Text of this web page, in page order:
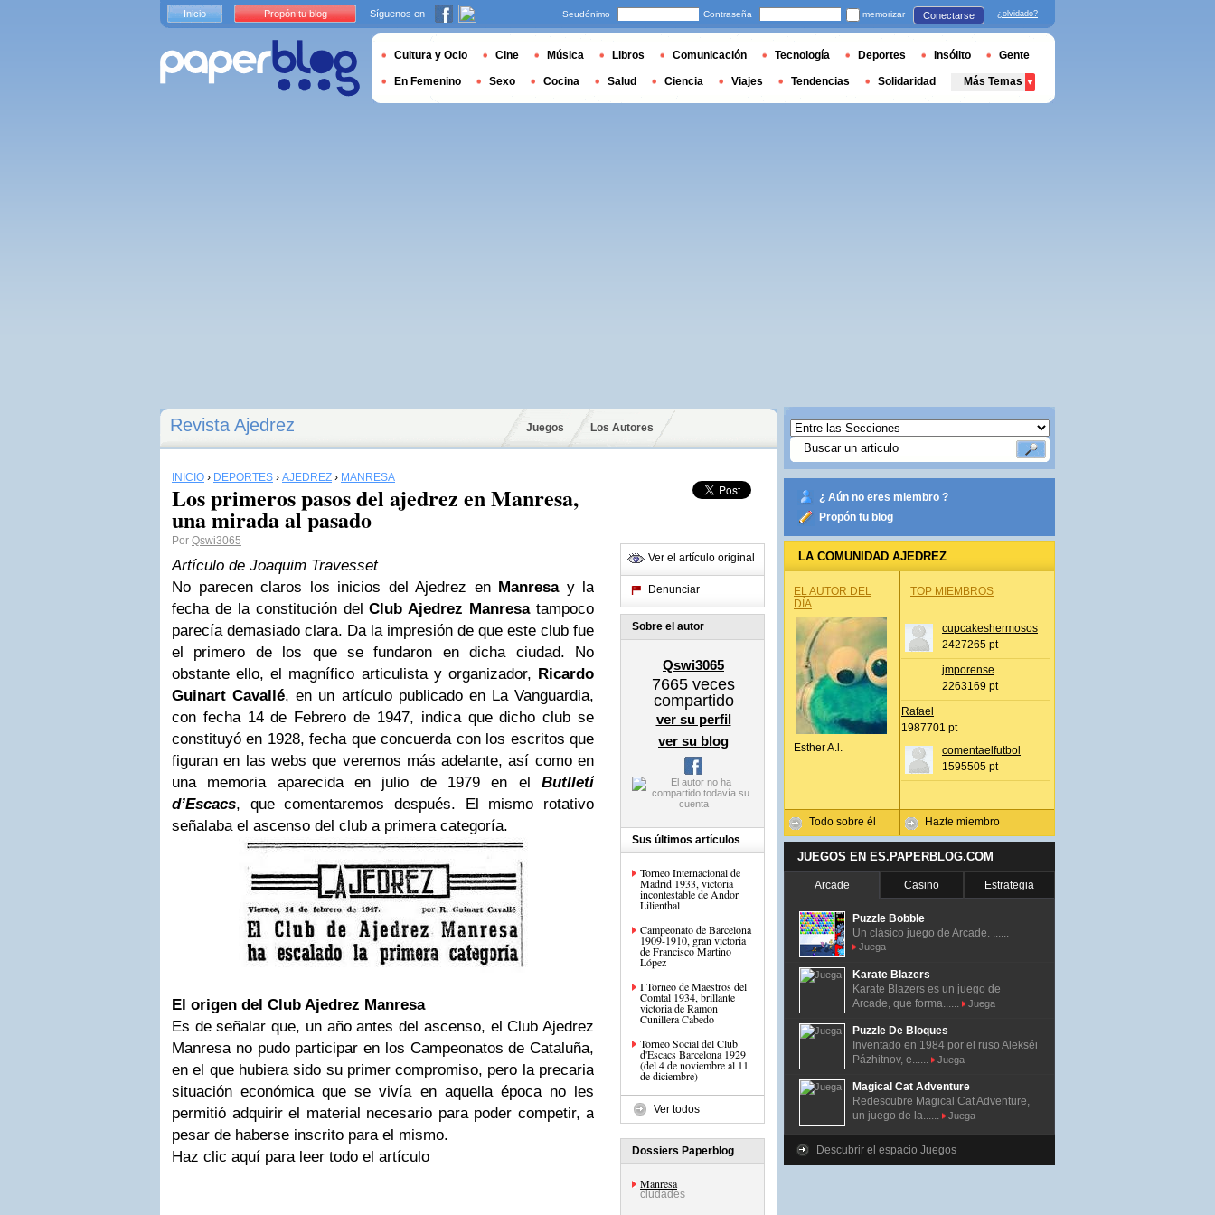
Revista Ajedrez Juegos Los Autores
INICIO › DEPORTES › AJEDREZ › MANRESA
Los primeros pasos del ajedrez en Manresa,
una mirada al pasado
Por Qswi3065
Artículo de Joaquim Travesset
No parecen claros los inicios del Ajedrez en Manresay la
fecha de la constitución delClub Ajedrez Manresatampoco
parecía demasiado clara. Da la impresión de que este club fue
el primero de los que se fundaron en dicha ciudad. No
obstante ello, el magnífico articulista y organizador, Ricardo
Guinart Cavallé, en un artículo publicado en La Vanguardia,
con fecha 14 de Febrero de 1947, indica que dicho club se
constituyó en 1928, fecha que concuerda con los escritos que
figuran en las webs que veremos más adelante, así como en
una memoria aparecida en julio de 1979 en el Butlletí
d’Escacs, que comentaremos después. El mismo rotativo
señalaba el ascenso del club a primera categoría.
El origen del Club Ajedrez Manresa
Es de señalar que, un año antes del ascenso, el Club Ajedrez
Manresa no pudo participar en los Campeonatos de Cataluña,
en el que hubiera sido su primer compromiso, pero la precaria
situación económica que se vivía en aquella época no les
permitió adquirir el material necesario para poder competir, a
pesar de haberse inscrito para el mismo.
Haz clic aquí para leer todo el artículo
Ver el artículo original
Denunciar
Sobre el autor
Qswi3065
7665 veces
compartido
ver su perfil
ver su blog
Sus últimos artículos
Torneo Internacional de
Madrid 1933, victoria
incontestable de Andor
Lilienthal
Campeonato de Barcelona
1909-1910, gran victoria
de Francisco Martino
López
I Torneo de Maestros del
Comtal 1934, brillante
victoria de Ramon
Cunillera Cabedo
Torneo Social del Club
d'Escacs Barcelona 1929
(del 4 de noviembre al 11
de diciembre)
Ver todos
Dossiers Paperblog
Manresa
ciudades
¿ Aún no eres miembro ?
Propón tu blog
LA COMUNIDAD AJEDREZ
EL AUTOR DEL
DÍA
Esther A.l.
Todo sobre él
TOP MIEMBROS
cupcakeshermosos
2427265 pt
jmporense
2263169 pt
Rafael
1987701 pt
comentaelfutbol
1595505 pt
Hazte miembro
JUEGOS EN ES.PAPERBLOG.COM
Arcade Casino Estrategia
Puzzle Bobble
Un clásico juego de Arcade. ......
Juega
Karate Blazers
Karate Blazers es un juego de
Arcade, que forma......
Juega
Puzzle De Bloques
Inventado en 1984 por el ruso Alekséi
Pázhitnov, e......
Juega
Magical Cat Adventure
Redescubre Magical Cat Adventure,
un juego de la......
Juega
Descubrir el espacio Juegos
Inicio Propón tu blog Síguenos en Seudónimo Contraseña memorizar Conectarse ¿olvidado?
Cultura y Ocio Cine Música Libros Comunicación Tecnología Deportes Insólito Gente
En Femenino Sexo Cocina Salud Ciencia Viajes Tendencias Solidaridad Más Temas